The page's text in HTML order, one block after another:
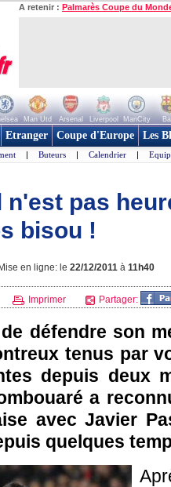
A retenir : Palmarès Coupe du
Man Utd Arsenal Liverpool ManCity
Etranger Coupe d'Europe Les
| Buteurs | Calendrier |
n'est pas
bisou !
en ligne: le 22/12/2011 à 11h40
Imprimer Partager:
défendre son
tenus par
depuis deux
a
avec Javier
quelques